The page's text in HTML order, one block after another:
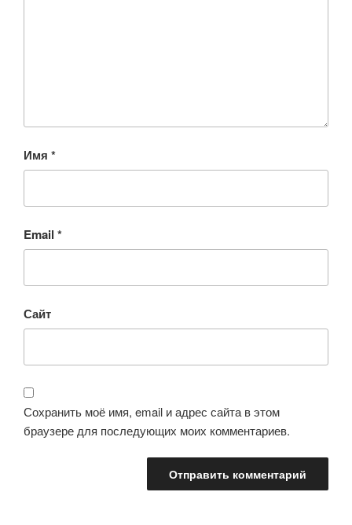
Имя *
Email *
Сайт
Сохранить моё имя, email и адрес сайта в этом
браузере для последующих моих комментариев.